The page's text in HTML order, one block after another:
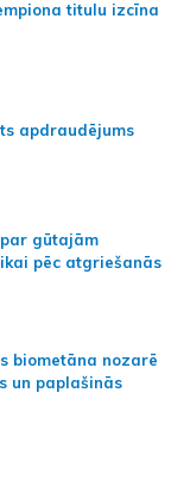
titulu izcīna
apdraudējums
gūtajām
pēc atgriešanās
biometāna nozarē
un paplašinās